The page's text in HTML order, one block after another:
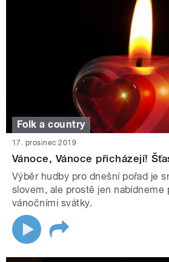
Folk a country
17. prosinec 2019
Vánoce, Vánoce přicházejí!
Výběr hudby pro dnešní pořad je
slovem, ale prostě jen nabídneme
vánočními svátky.